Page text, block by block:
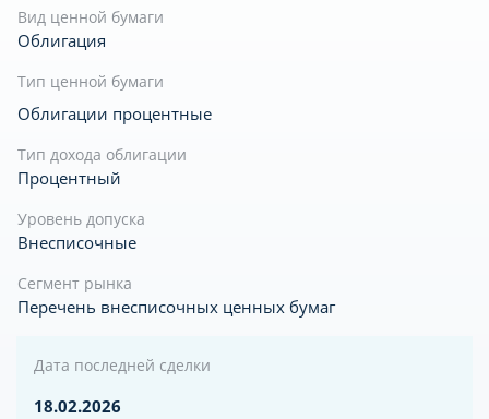
Вид ценной бумаги
Облигация
Тип ценной бумаги
Облигации процентные
Тип дохода облигации
Процентный
Уровень допуска
Внесписочные
Сегмент рынка
Перечень внесписочных ценных бумаг
Дата последней сделки
18.02.2026